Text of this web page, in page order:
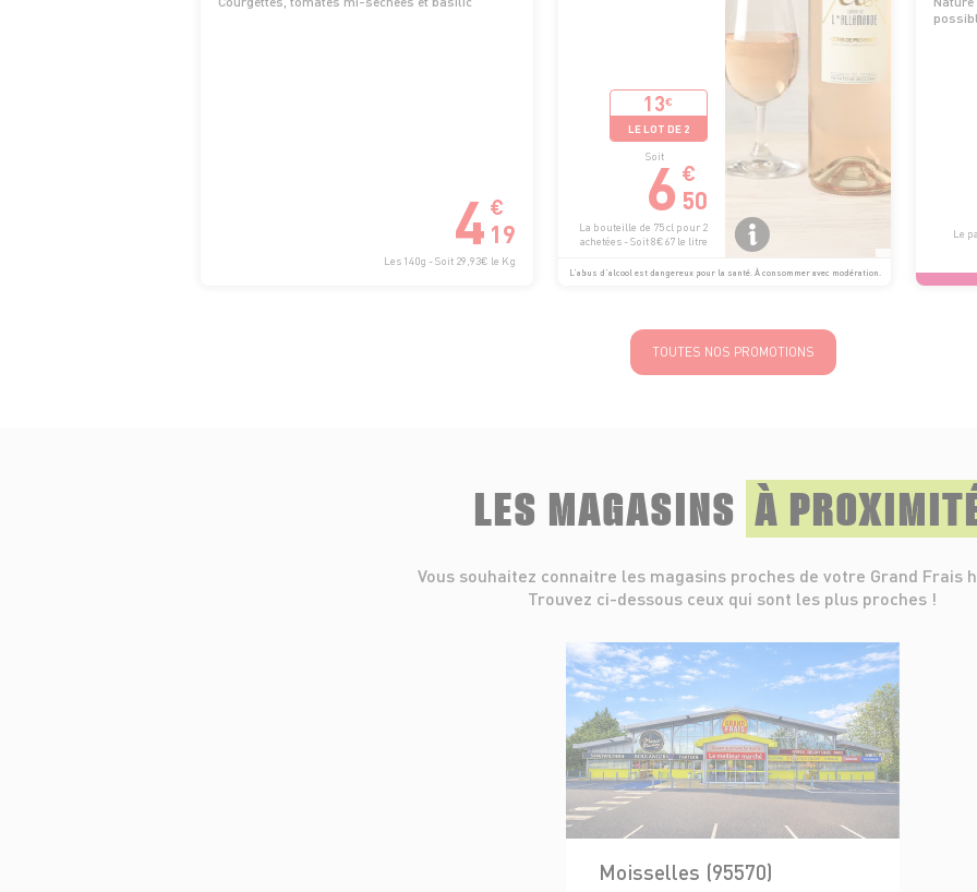
4 €
19
Les 140g - Soit 29,93€ le Kg
13€
LE LOT DE 2
Soit
6 €
50
La bouteille de 75 cl pour 2
achetées - Soit 8€67 le litre
L’abus d’alcool est dangereux pour la santé. À consommer avec modération.
Le
TOUTES NOS PROMOTIONS
LES MAGASINS À
Vous souhaitez connaitre les magasins proches de votre Grand Frais
Trouvez ci-dessous ceux qui sont les plus proches !
Moisselles (95570)